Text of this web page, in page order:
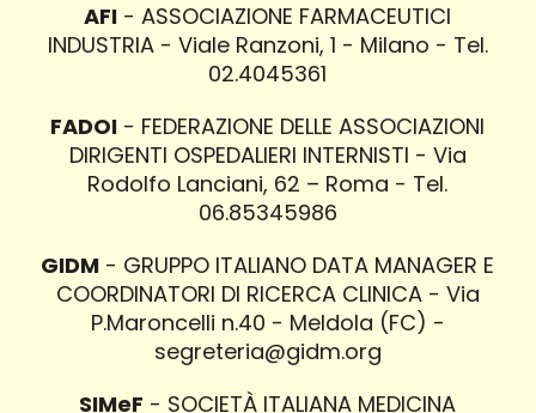
AFI - ASSOCIAZIONE FARMACEUTICI
INDUSTRIA - Viale Ranzoni, 1 - Milano - Tel.
02.4045361
FADOI - FEDERAZIONE DELLE ASSOCIAZIONI
DIRIGENTI OSPEDALIERI INTERNISTI - Via
Rodolfo Lanciani, 62 – Roma - Tel.
06.85345986
GIDM - GRUPPO ITALIANO DATA MANAGER E
COORDINATORI DI RICERCA CLINICA - Via
P.Maroncelli n.40 - Meldola (FC) -
segreteria@gidm.org
SIMeF - SOCIETÀ ITALIANA MEDICINA